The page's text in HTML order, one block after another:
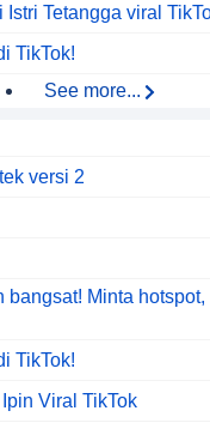
Tetangga viral
TikTok!
See more...
versi 2
bangsat! Minta
TikTok!
Viral TikTok